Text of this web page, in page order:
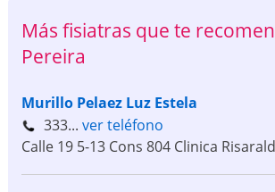
Más fisiatras que te
Pereira
Murillo Pelaez Luz Estela
333... ver teléfono
Calle 19 5-13 Cons 804 Clinica